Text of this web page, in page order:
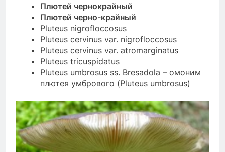
Плютей чернокрайный
Плютей черно-крайный
Pluteus nigrofloccosus
Pluteus cervinus var. nigrofloccosus
Pluteus cervinus var. atromarginatus
Pluteus tricuspidatus
Pluteus umbrosus ss. Bresadola – омоним
плютея умбрового (Pluteus umbrosus)